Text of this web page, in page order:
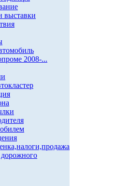
выставки
2008-...
дорожного